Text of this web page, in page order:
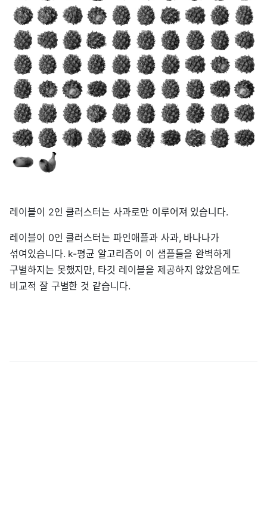
레이블이 2인 클러스터는 사과로만 이루어져 있습니다.
레이블이 0인 클러스터는 파인애플과 사과, 바나나가
섞여있습니다. k-평균 알고리즘이 이 샘플들을 완벽하게
구별하지는 못했지만, 타깃 레이블을 제공하지 않았음에도
비교적 잘 구별한 것 같습니다.